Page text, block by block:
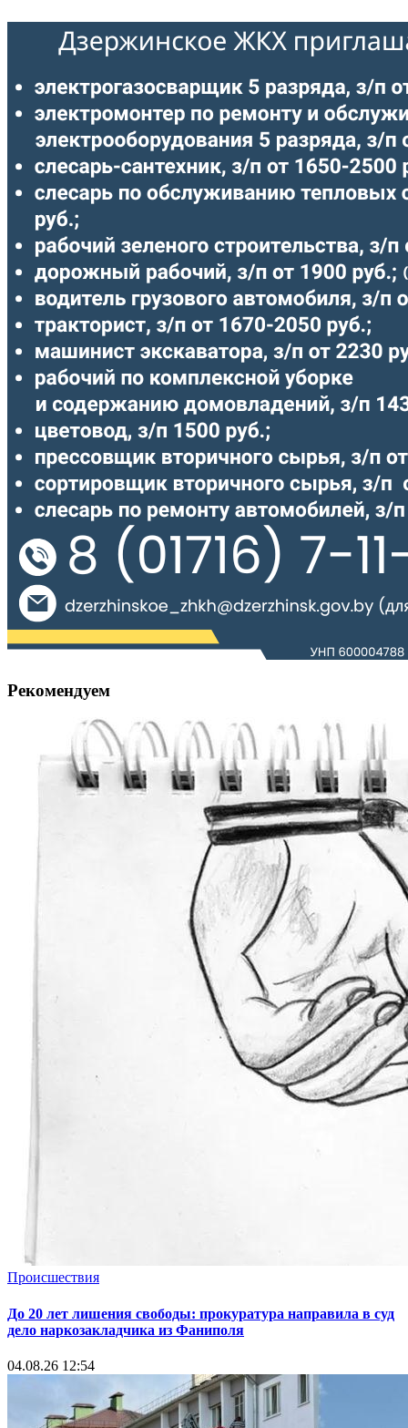
Рекомендуем
Происшествия
До 20 лет лишения свободы: прокуратура направила в суд
дело наркозакладчика из Фаниполя
04.08.26 12:54